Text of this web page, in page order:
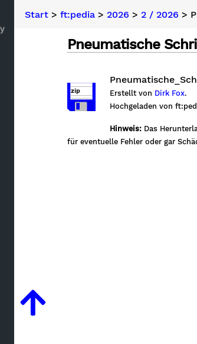
Start> ft:pedia> 2026 > 2 / 2026 >
Pneumatische
zip Erstellt von Dirk Fox.
Hochgeladen von
Hinweis: Das
für eventuelle Fehler oder gar